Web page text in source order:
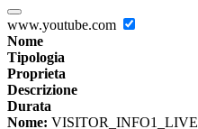
www.youtube.com
Nome
Tipologia
Proprieta
Descrizione
Durata
Nome: VISITOR_INFO1_LIVE